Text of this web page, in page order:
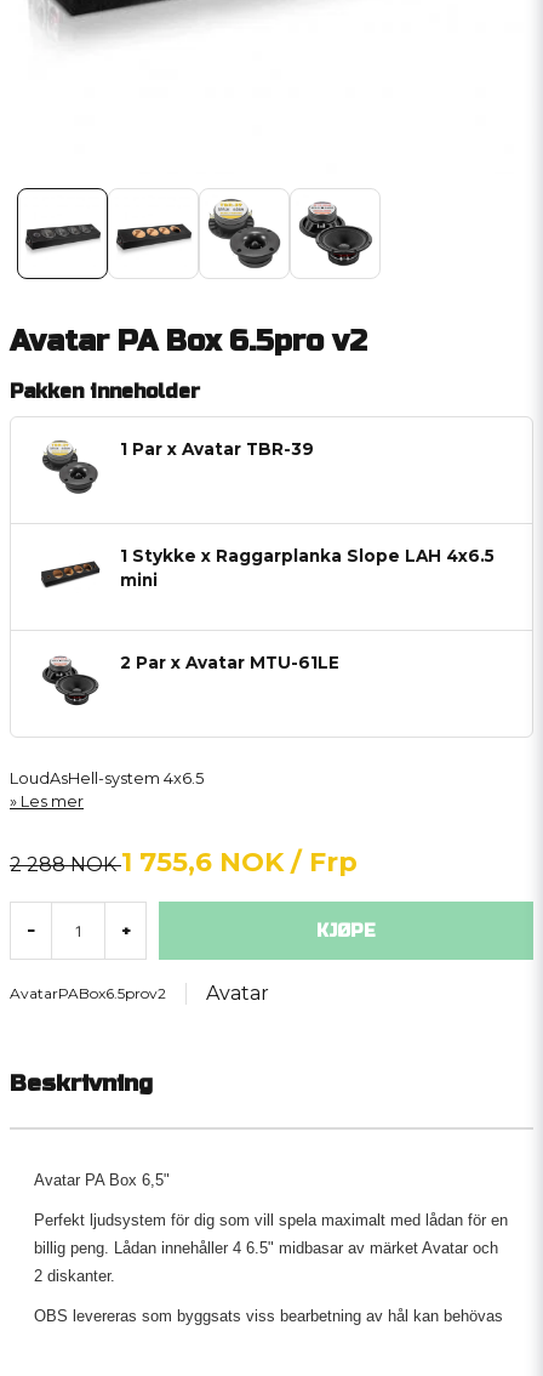
Avatar PA Box 6.5pro v2
Pakken inneholder
1 Par x Avatar TBR-39
1 Stykke x Raggarplanka Slope LAH 4x6.5
mini
2 Par x Avatar MTU-61LE
LoudAsHell-system 4x6.5
Les mer
2 288 NOK1 755,6 NOK / Frp
- + KJØPE
AvatarPABox6.5prov2 Avatar
Beskrivning
Avatar PA Box 6,5"
Perfekt ljudsystem för dig som vill spela maximalt med lådan för en
billig peng. Lådan innehåller 4 6.5" midbasar av märket Avatar och
2 diskanter.
OBS levereras som byggsats viss bearbetning av hål kan behövas